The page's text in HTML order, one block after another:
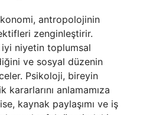
antropolojinin
zenginleştirir.
iyi niyetin toplumsal
ve sosyal düzenin
Psikoloji, bireyin
anlamamıza
kaynak paylaşımı ve iş